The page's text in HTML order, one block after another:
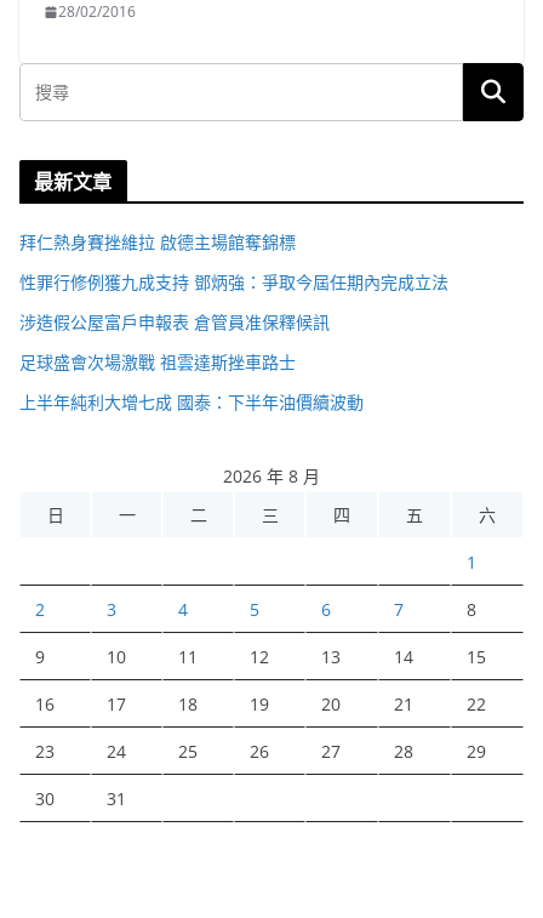
28/02/2016
最新文章
拜仁熱身賽挫維拉 啟德主場館奪錦標
性罪行修例獲九成支持 鄧炳強：爭取今屆任期內完成立法
涉造假公屋富戶申報表 倉管員准保釋候訊
足球盛會次場激戰 祖雲達斯挫車路士
上半年純利大增七成 國泰：下半年油價續波動
2026 年 8 月
日
一 二 三 四 五 六
1
2 3 4 5 6 7 8
9 10 11 12 13 14 15
16 17 18 19 20 21 22
23 24 25 26 27 28 29
30 31